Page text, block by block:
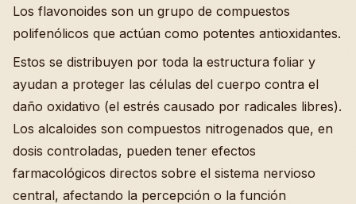
Los flavonoides son un grupo de compuestos
polifenólicos que actúan como potentes antioxidantes.
Estos se distribuyen por toda la estructura foliar y
ayudan a proteger las células del cuerpo contra el
daño oxidativo (el estrés causado por radicales libres).
Los alcaloides son compuestos nitrogenados que, en
dosis controladas, pueden tener efectos
farmacológicos directos sobre el sistema nervioso
central, afectando la percepción o la función